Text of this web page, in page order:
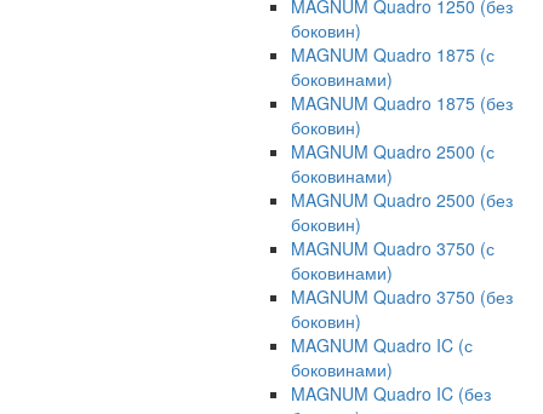
MAGNUM Quadro 1250 (без
боковин)
MAGNUM Quadro 1875 (с
боковинами)
MAGNUM Quadro 1875 (без
боковин)
MAGNUM Quadro 2500 (с
боковинами)
MAGNUM Quadro 2500 (без
боковин)
MAGNUM Quadro 3750 (с
боковинами)
MAGNUM Quadro 3750 (без
боковин)
MAGNUM Quadro IC (с
боковинами)
MAGNUM Quadro IC (без